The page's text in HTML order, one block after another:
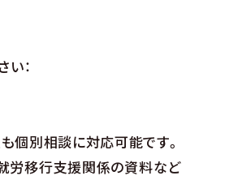
：
個別相談に対応可能です。
労移行支援関係の資料など